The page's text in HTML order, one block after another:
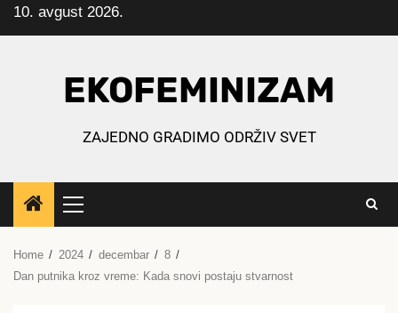
Skip
to
10. avgust 2026.
EKOFEMINIZAM
ZAJEDNO GRADIMO ODRŽIV SVET
Primary
Menu
Home 2024 decembar
8
Dan putnika kroz vreme: Kada snovi postaju stvarnost